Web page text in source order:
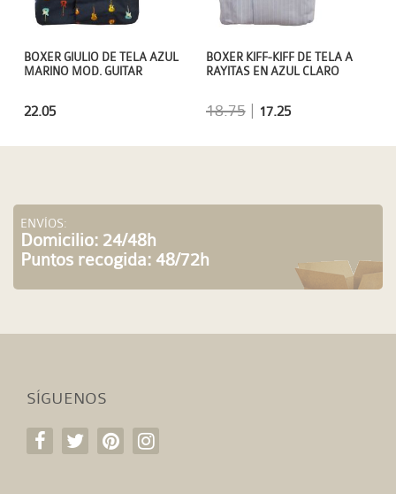
BOXER KIFF-KIFF DE TELA A
RAYITAS EN AZUL CLARO
18.75| 17.25
BOXER GIULIO DE TELA AZUL
MARINO MOD. GUITAR
22.05
ENVÍOS:
Domicilio: 24/48h
Puntos recogida: 48/72h
SÍGUENOS